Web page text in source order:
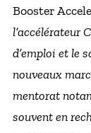
Booster
l’accélérateur
d’emploi et le
nouveaux
mentorat
souvent en